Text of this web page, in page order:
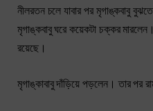
নীলরতন চলে যাবার পর মৃগাঙ্কবাবু
মৃগাঙ্কবাবু ঘরে কয়েকটা চক্কর
রয়েছে।
মৃগাঙ্কাবাবু দাঁড়িয়ে পড়লেন। তার পর